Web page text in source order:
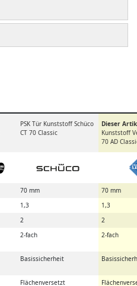
PSK Tür Kunststoff Schüco
CT 70 Classic
Dieser
Kunststoff
70 AD
70 mm
70 mm
1,3
1,3
2
2
2-fach 2-fach
Basissicherheit
Flächenversetzt